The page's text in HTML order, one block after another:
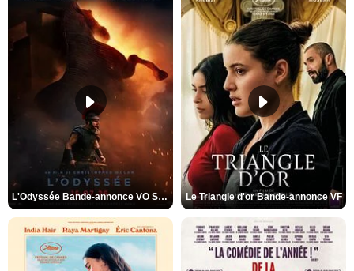
L'Odyssée Bande-annonce VO STFR Le Triangle d'or Bande-annonce VF